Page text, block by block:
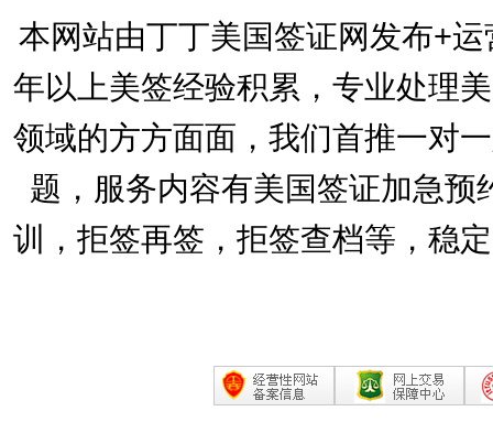
本网站由丁丁美国签证网发布+
年以上美签经验积累，专业处理
领域的方方面面，我们首推一对
题，服务内容有美国签证加急
训，拒签再签，拒签查档等，稳